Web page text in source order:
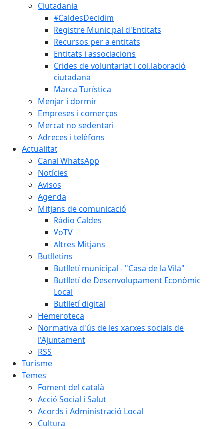
Ciutadania
#CaldesDecidim
Registre Municipal d'Entitats
Recursos per a entitats
Entitats i associacions
Crides de voluntariat i col.laboració
ciutadana
Marca Turística
Menjar i dormir
Empreses i comerços
Mercat no sedentari
Adreces i telèfons
Actualitat
Canal WhatsApp
Notícies
Avisos
Agenda
Mitjans de comunicació
Ràdio Caldes
VoTV
Altres Mitjans
Butlletins
Butlletí municipal - "Casa de la Vila"
Butlletí de Desenvolupament Econòmic
Local
Butlletí digital
Hemeroteca
Normativa d'ús de les xarxes socials de
l'Ajuntament
RSS
Turisme
Temes
Foment del català
Acció Social i Salut
Acords i Administració Local
Cultura